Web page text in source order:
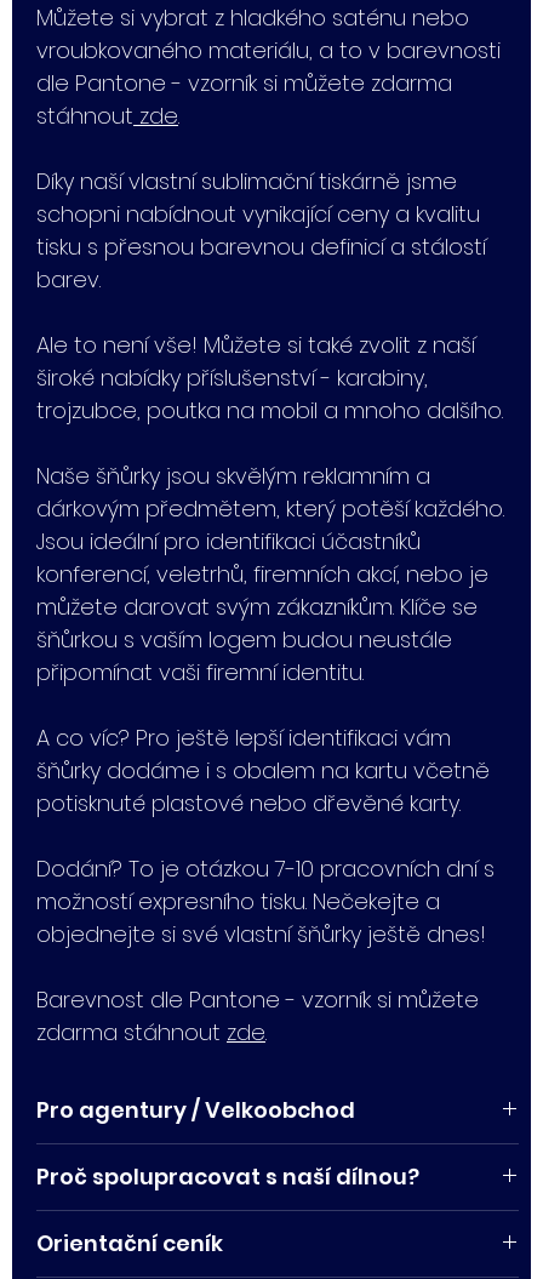
Můžete si vybrat z hladkého saténu nebo
vroubkovaného materiálu, a to v barevnosti
dle Pantone - vzorník si můžete zdarma
stáhnout zde.
Díky naší vlastní sublimační tiskárně jsme
schopni nabídnout vynikající ceny a kvalitu
tisku s přesnou barevnou definicí a stálostí
barev.
Ale to není vše! Můžete si také zvolit z naší
široké nabídky příslušenství - karabiny,
trojzubce, poutka na mobil a mnoho dalšího.
Naše šňůrky jsou skvělým reklamním a
dárkovým předmětem, který potěší každého.
Jsou ideální pro identifikaci účastníků
konferencí, veletrhů, firemních akcí, nebo je
můžete darovat svým zákazníkům. Klíče se
šňůrkou s vaším logem budou neustále
připomínat vaši firemní identitu.
A co víc? Pro ještě lepší identifikaci vám
šňůrky dodáme i s obalem na kartu včetně
potisknuté plastové nebo dřevěné karty.
Dodání? To je otázkou 7-10 pracovních dní s
možností expresního tisku. Nečekejte a
objednejte si své vlastní šňůrky ještě dnes!
Barevnost dle Pantone - vzorník si můžete
zdarma stáhnout zde.
Pro agentury / Velkoobchod
Potřebujete pro svého klienta potisknout
šňůrky nebo zajistit výrobu jiných předmětů z
velkoobchodně?
Proč spolupracovat s naší dílnou?
Urgentní požadavky řešíme i mimo
pracovní dobu
Orientační ceník